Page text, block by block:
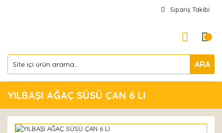
Sipariş Takibi
ARA
YILBAŞI AĞAÇ SÜSÜ ÇAN 6 LI